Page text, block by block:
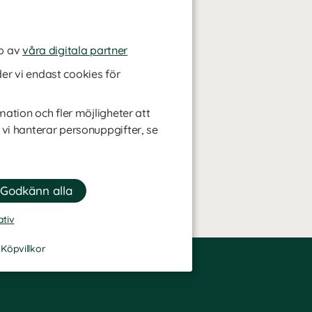
avvåra digitala partner
vi endast cookies för
och fler möjligheter att
hanterar personuppgifter, se
Köpvillkor